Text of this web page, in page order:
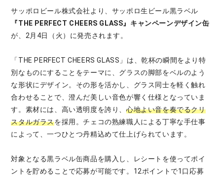
サッポロビール株式会社より、サッポロ生ビール黒ラベル
『THE PERFECT CHEERS GLASS』キャンペーンデザイン缶
が、2月4日（火）に発売されます。
「THE PERFECT CHEERS GLASS」は、乾杯の瞬間をより特
別なものにすることをテーマに、グラスの脚部をベルのよう
な形状にデザイン。その形を活かし、グラス同士を軽く触れ
合わせることで、澄んだ美しい音色が響く仕様となっていま
す。素材には、高い透明度を誇り、 心地よい音を奏でるクリ
スタルガラスを採用。チェコの熟練職人による丁寧な手仕事
によって、一つひとつ丹精込めて仕上げられています。
対象となる黒ラベル缶商品を購入し、レシートを使ってポイ
ントを貯めることで応募が可能です。12ポイントで1口応募